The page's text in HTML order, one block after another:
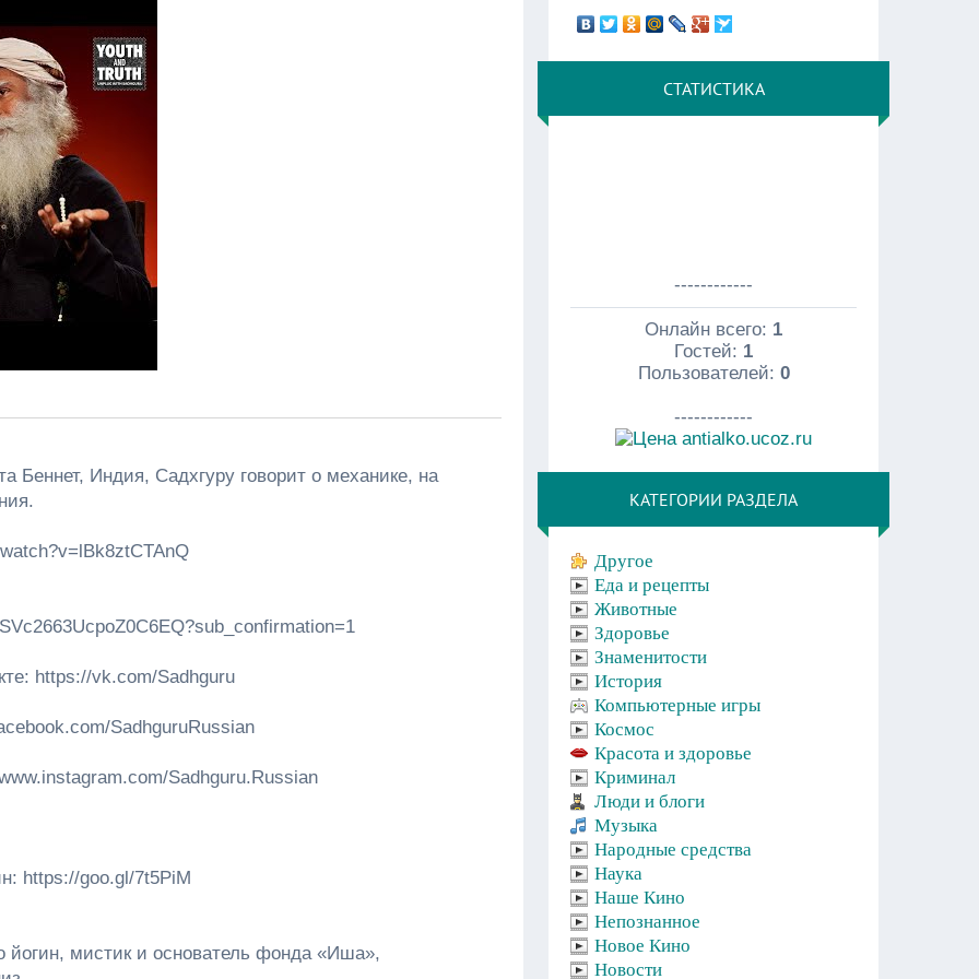
Беннет, Индия, Садхгуру говорит о механике, на
https://vk.com/Sadhguru
SadhguruRussian
Sadhguru.Russian
https://goo.gl/7t5PiM
йогин, мистик и основатель фонда «Иша»,
СТАТИСТИКА
------------
Онлайн всего: 1
Гостей: 1
Пользователей: 0
------------
КАТЕГОРИИ РАЗДЕЛА
Другое
Еда и рецепты
Животные
Здоровье
Знаменитости
История
Компьютерные игры
Космос
Красота и здоровье
Криминал
Люди и блоги
Музыка
Народные средства
Наука
Наше Кино
Непознанное
Новое Кино
Новости